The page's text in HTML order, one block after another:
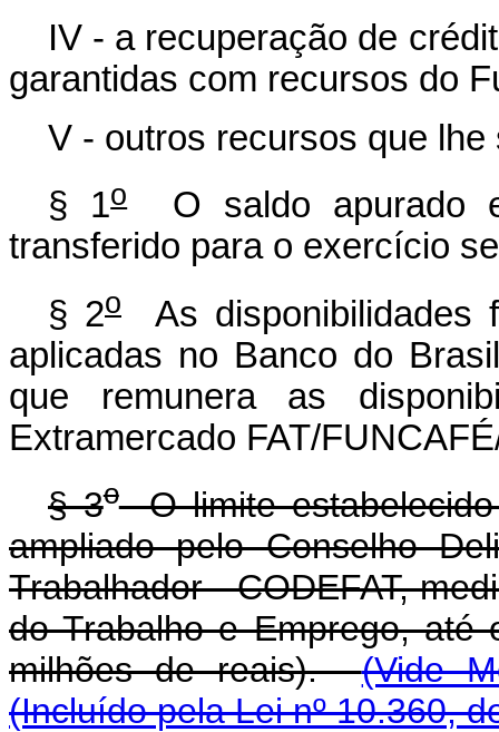
IV - a recuperação de
garantidas com recursos do
V - outros recursos que
§ 1oO saldo apurado
transferido para o exercício
§ 2o
As disponibilidades
aplicadas no Banco do
que remunera as
Extramercado FAT/
§ 3oO limite estabelecido
ampliado pelo Conselho
Trabalhador - CODEFAT,
do Trabalho e Emprego, até
milhões de reais).(Vide
(Incluído pela Lei nº 10.360,